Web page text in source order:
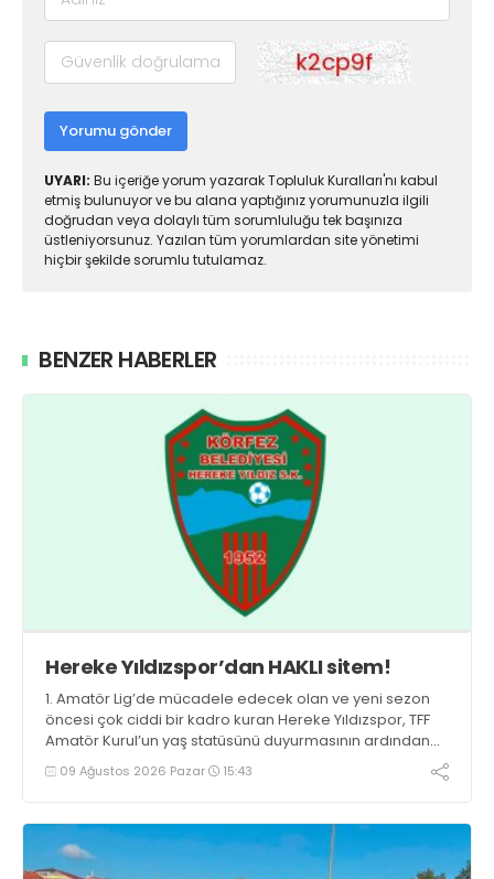
Yorumu gönder
UYARI: Bu içeriğe yorum yazarak Topluluk Kuralları'nı kabul
etmiş bulunuyor ve bu alana yaptığınız yorumunuzla ilgili
doğrudan veya dolaylı tüm sorumluluğu tek başınıza
üstleniyorsunuz. Yazılan tüm yorumlardan site yönetimi
hiçbir şekilde sorumlu tutulamaz.
BENZER HABERLER
Hereke Yıldızspor’dan HAKLI sitem!
1. Amatör Lig’de mücadele edecek olan ve yeni sezon
öncesi çok ciddi bir kadro kuran Hereke Yıldızspor, TFF
Amatör Kurul’un yaş statüsünü duyurmasının ardından
büyük bir şok yaşadı.
09 Ağustos 2026 Pazar 15:43